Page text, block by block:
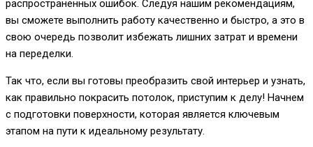
распространенных ошибок. Следуя нашим рекомендациям,
вы сможете выполнить работу качественно и быстро, а это в
свою очередь позволит избежать лишних затрат и времени
на переделки.
Так что, если вы готовы преобразить свой интерьер и узнать,
как правильно покрасить потолок, приступим к делу! Начнем
с подготовки поверхности, которая является ключевым
этапом на пути к идеальному результату.